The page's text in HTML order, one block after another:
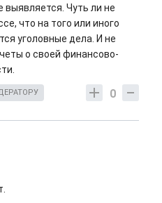
Чуть ли не
что на того или иного
уголовные дела. И не
о своей финансово-
0